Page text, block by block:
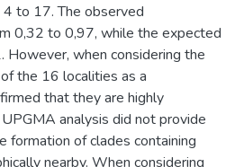
to 17. The observed
0,32 to 0,97, while the expected
when considering the
the 16 localities as a
that they are highly
analysis did not provide
formation of clades containing
nearby. When considering